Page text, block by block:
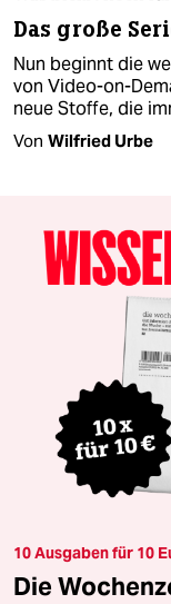
Das große
Nun beginnt die
von Video-on-
neue Stoffe, die
Von Wilfried Urbe
10 Ausgaben für 10
Die